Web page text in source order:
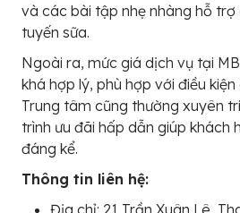
và các bài tập nhẹ nhàng hỗ trợ
tuyến sữa.
Ngoài ra, mức giá dịch vụ tại
khá hợp lý, phù hợp với điều kiện
Trung tâm cũng thường xuyên
trình ưu đãi hấp dẫn giúp khách
đáng kể.
Thông tin liên hệ: